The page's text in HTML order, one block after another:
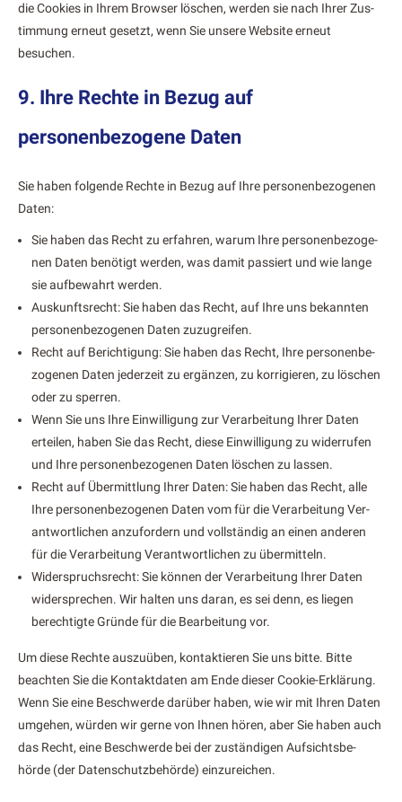
die Cook­ies in Ihrem Brows­er löschen, wer­den sie nach Ihrer Zus­
tim­mung erneut geset­zt, wenn Sie unsere Web­site erneut
besuchen.
9. Ihre Rechte in Bezug auf
personenbezogene Daten
Sie haben fol­gende Rechte in Bezug auf Ihre per­so­n­en­be­zo­ge­nen
Dat­en:
Sie haben das Recht zu erfahren, warum Ihre per­so­n­en­be­zo­ge­
nen Dat­en benötigt wer­den, was damit passiert und wie lange
sie auf­be­wahrt wer­den.
Auskun­ft­srecht: Sie haben das Recht, auf Ihre uns bekan­nten
per­so­n­en­be­zo­ge­nen Dat­en zuzu­greifen.
Recht auf Berich­ti­gung: Sie haben das Recht, Ihre per­so­n­en­be­
zo­ge­nen Dat­en jed­erzeit zu ergänzen, zu kor­rigieren, zu löschen
oder zu sper­ren.
Wenn Sie uns Ihre Ein­willi­gung zur Ver­ar­beitung Ihrer Dat­en
erteilen, haben Sie das Recht, diese Ein­willi­gung zu wider­rufen
und Ihre per­so­n­en­be­zo­ge­nen Dat­en löschen zu lassen.
Recht auf Über­mit­tlung Ihrer Dat­en: Sie haben das Recht, alle
Ihre per­so­n­en­be­zo­ge­nen Dat­en vom für die Ver­ar­beitung Ver­
ant­wortlichen anzu­fordern und voll­ständig an einen anderen
für die Ver­ar­beitung Ver­ant­wortlichen zu über­mit­teln.
Wider­spruch­srecht: Sie kön­nen der Ver­ar­beitung Ihrer Dat­en
wider­sprechen. Wir hal­ten uns daran, es sei denn, es liegen
berechtigte Gründe für die Bear­beitung vor.
Um diese Rechte auszuüben, kon­tak­tieren Sie uns bitte. Bitte
beacht­en Sie die Kon­tak­t­dat­en am Ende dieser Cook­ie-Erk­lärung.
Wenn Sie eine Beschw­erde darüber haben, wie wir mit Ihren Dat­en
umge­hen, wür­den wir gerne von Ihnen hören, aber Sie haben auch
das Recht, eine Beschw­erde bei der zuständi­gen Auf­sichts­be­
hörde (der Daten­schutzbe­hörde) einzure­ichen.